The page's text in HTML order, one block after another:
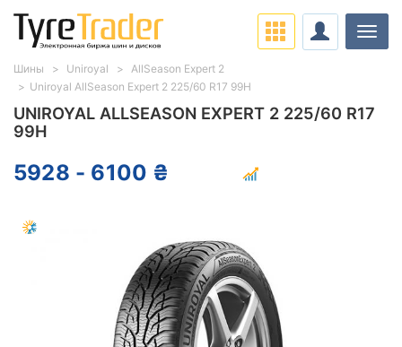
UNIROYAL ALLSEASON EXPERT 2 225/60 R17
99H
5928 - 6100 ₴
Шины Uniroyal
AllSeason Expert 2
Uniroyal AllSeason Expert 2 225/60 R17 99H